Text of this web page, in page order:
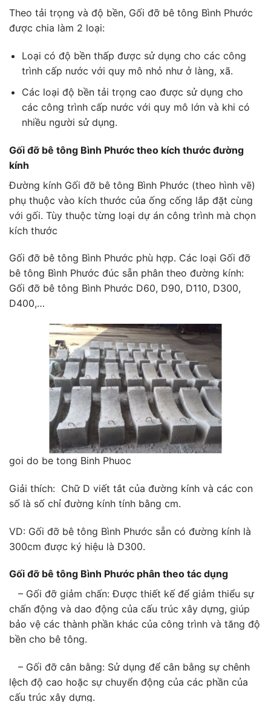
Theo tải trọng và độ bền, Gối đỡ bê tông Bình Phước
được chia làm 2 loại:
Loại có độ bền thấp được sử dụng cho các công
trình cấp nước với quy mô nhỏ như ở làng, xã.
Các loại độ bền tải trọng cao được sử dụng cho
các công trình cấp nước với quy mô lớn và khi có
nhiều người sử dụng.
Gối đỡ bê tông Bình Phước theo kích thước đường
kính
Đường kính Gối đỡ bê tông Bình Phước (theo hình vẽ)
phụ thuộc vào kích thước của ống cống lắp đặt cùng
với gối. Tùy thuộc từng loại dự án công trình mà chọn
kích thước
Gối đỡ bê tông Bình Phước phù hợp. Các loại Gối đỡ
bê tông Bình Phước đúc sẵn phân theo đường kính:
Gối đỡ bê tông Bình Phước D60, D90, D110, D300,
D400,…
goi do be tong Binh Phuoc
Giải thích: Chữ D viết tắt của đường kính và các con
số là số chỉ đường kính tính bằng cm.
VD: Gối đỡ bê tông Bình Phước sẵn có đường kính là
300cm được ký hiệu là D300.
Gối đỡ bê tông Bình Phước phân theo tác dụng
– Gối đỡ giảm chấn: Được thiết kế để giảm thiểu sự
chấn động và dao động của cấu trúc xây dựng, giúp
bảo vệ các thành phần khác của công trình và tăng độ
bền cho bê tông.
– Gối đỡ cân bằng: Sử dụng để cân bằng sự chênh
lệch độ cao hoặc sự chuyển động của các phần của
cấu trúc xây dựng.